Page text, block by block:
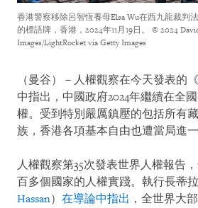
香港警察移除呂智恆養母Elsa Wu在西九龍裁判
的標語牌，香港，2024年11月19日。
© 2024
Images/LightRocket via Getty Images
（曼谷）－人權觀察在今天發表的《
中指出，中國政府2024年繼續在全
權。受到特別嚴厲鎮壓的包括所有
族，香港各項基本自由也遭當局進一
人權觀察第35次發表世界人權報告
百多個國家的人權實踐。執行長蒂
Hassan） 在導論中指出 ，全世界大